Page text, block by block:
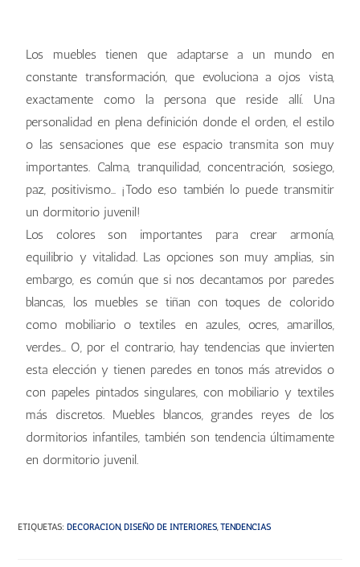
Los muebles tienen que adaptarse a un mundo en
constante transformación, que evoluciona a ojos vista,
exactamente como la persona que reside allí. Una
personalidad en plena definición donde el orden, el estilo
o las sensaciones que ese espacio transmita son muy
importantes. Calma, tranquilidad, concentración, sosiego,
paz, positivismo… ¡Todo eso también lo puede transmitir
un dormitorio juvenil!
Los colores son importantes para crear armonía,
equilibrio y vitalidad. Las opciones son muy amplias, sin
embargo, es común que si nos decantamos por paredes
blancas, los muebles se tiñan con toques de colorido
como mobiliario o textiles en azules, ocres, amarillos,
verdes… O, por el contrario, hay tendencias que invierten
esta elección y tienen paredes en tonos más atrevidos o
con papeles pintados singulares, con mobiliario y textiles
más discretos. Muebles blancos, grandes reyes de los
dormitorios infantiles, también son tendencia últimamente
en dormitorio juvenil.
ETIQUETAS: DECORACIÓN, DISEÑO DE INTERIORES, TENDENCIAS